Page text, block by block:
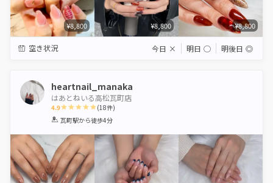
¥8,800 ¥8,800 ¥8,800
空き状況 今日 × 明日 ◯ 明後日 ◎
heartnail_manaka
はあとねいる高松瓦町店
4.9
1 2 3 4 5
(18件)
瓦町駅から徒歩4分